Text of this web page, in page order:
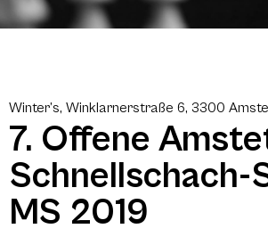
Winter’s, Winklarnerstraße 6, 3300
7. Offene
Schnellschach-
MS 2019